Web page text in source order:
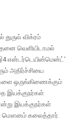
விக்ரம்
வெளியிடாமல்
என்டர்டெயின்மென்ட்’
அதிர்ச்சியை
ஒருங்கிணைக்கும்
இயக்குநர்கள்
இயக்குநர்கள்
மௌனம் கலைத்தார்.